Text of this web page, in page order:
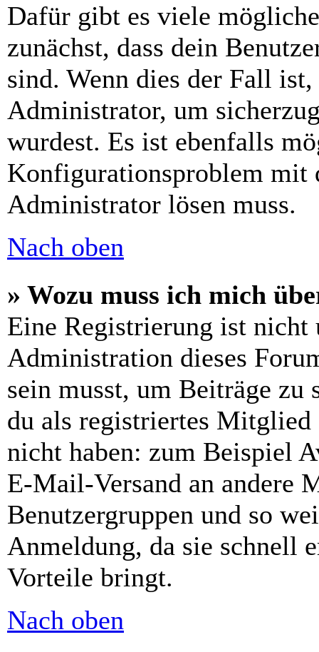
Dafür gibt es viele
zunächst, dass dein
sind. Wenn dies der Fall
Administrator, um
wurdest. Es ist ebenfalls
Konfigurationsproblem mit
Administrator lösen muss.
Nach oben
» Wozu muss ich mich
Eine Registrierung ist
Administration dieses
sein musst, um Beiträge
du als registriertes Mitglied
nicht haben: zum Beispiel
E-Mail-Versand an andere
Benutzergruppen und so
Anmeldung, da sie schnell
Vorteile bringt.
Nach oben